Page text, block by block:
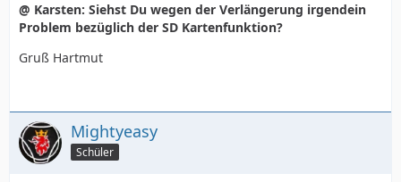
@ Karsten: Siehst Du wegen der Verlängerung irgendein
Problem bezüglich der SD Kartenfunktion?
Gruß Hartmut
Mightyeasy
Schüler